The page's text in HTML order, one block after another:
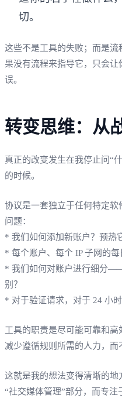
切。
这些不是工具的失败；而是
果没有流程来指导它，只会
误。
转变思维：从
真正的改变发生在我停止问“
的时候。
协议是一套独立于任何特定
问题：
* 我们如何添加新账户？预热
* 每个账户、每个 IP 子网的每
* 我们如何对账户进行细分
别？
* 对于验证请求，对于 24 小
工具的职责是尽可能可靠和
减少遵循规则所需的人力，而
这就是我的想法变得清晰的
“社交媒体管理”部分，而专注